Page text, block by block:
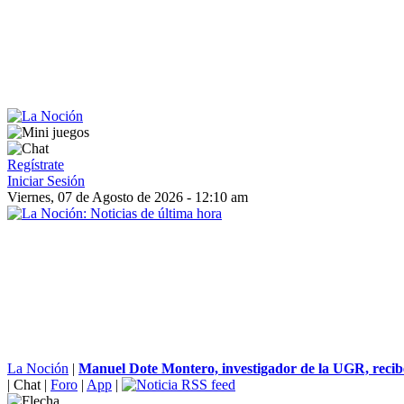
Regístrate
Iniciar Sesión
Viernes, 07 de Agosto de 2026 - 12:10 am
La Noción | Manuel Dote Montero, investigador de la UGR,
| Chat | Foro | App |